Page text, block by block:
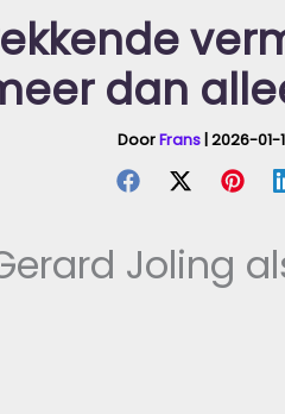
dan
DoorFrans|2026-01-
Joling